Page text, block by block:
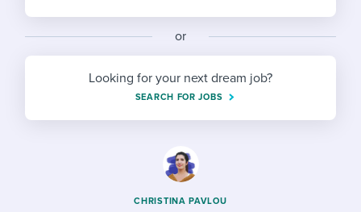
Ensuring compliance
Finding and attracting people
Establishing an employer brand
Digitizing work processes
Candidate/employee experiences
Step-by-step tutorials
HR terms
Workable Academy
Overall career resources
or
Looking for your next dream job?
SEARCH FOR JOBS
CHRISTINA PAVLOU